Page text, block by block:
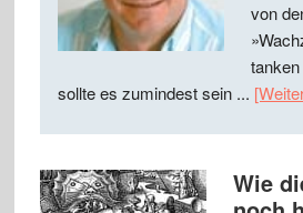
von
sollte es zumindest sein ...
Wie